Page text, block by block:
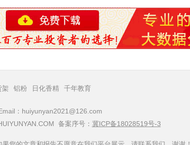
架 铝粉 日化香精 千年教育
：huiyunyan2021@126.com
备案序号： 冀ICP备18028519号-3